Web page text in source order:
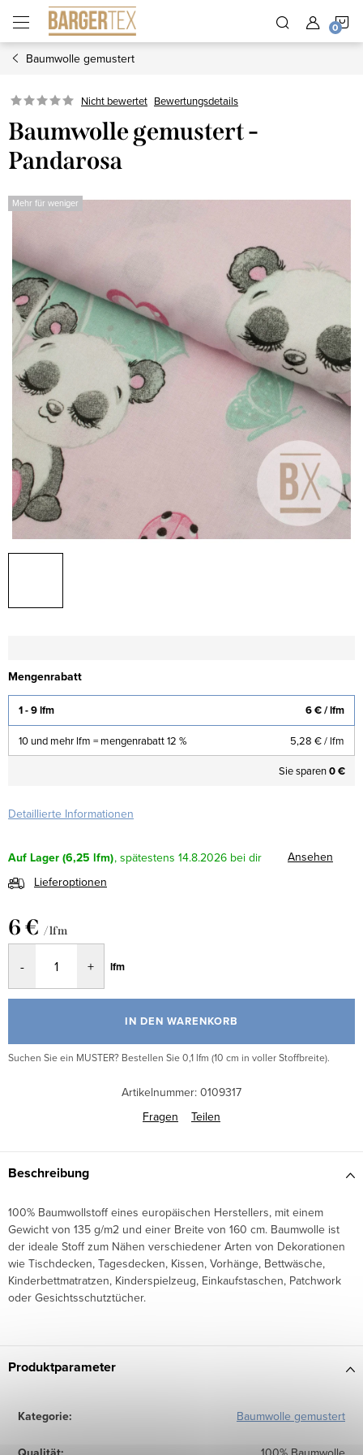
Inhalt
springen
Baumwolle gemustert
Nicht bewertet Bewertungsdetails
Baumwolle gemustert -
Pandarosa
Mehr für weniger
Mengenrabatt
1 - 9 lfm 6 €/ lfm
10 und mehr lfm = mengenrabatt 12 % 5,28 €/ lfm
Sie sparen0 €
Detaillierte Informationen
Auf Lager (6,25 lfm) 14.8.2026
Ansehen
Lieferoptionen
6 € / lfm
lfm
IN DEN WARENKORB
Suchen Sie ein MUSTER? Bestellen Sie 0,1 lfm (10 cm in voller Stoffbreite).
Artikelnummer: 0109317
Fragen
Teilen
Beschreibung
100% Baumwollstoff eines europäischen Herstellers, mit einem
Gewicht von 135 g/m2 und einer Breite von 160 cm. Baumwolle ist
der ideale Stoff zum Nähen verschiedener Arten von Dekorationen
wie Tischdecken, Tagesdecken, Kissen, Vorhänge, Bettwäsche,
Kinderbettmatratzen, Kinderspielzeug, Einkaufstaschen, Patchwork
oder Gesichtsschutztücher.
Produktparameter
Kategorie: Baumwolle gemustert